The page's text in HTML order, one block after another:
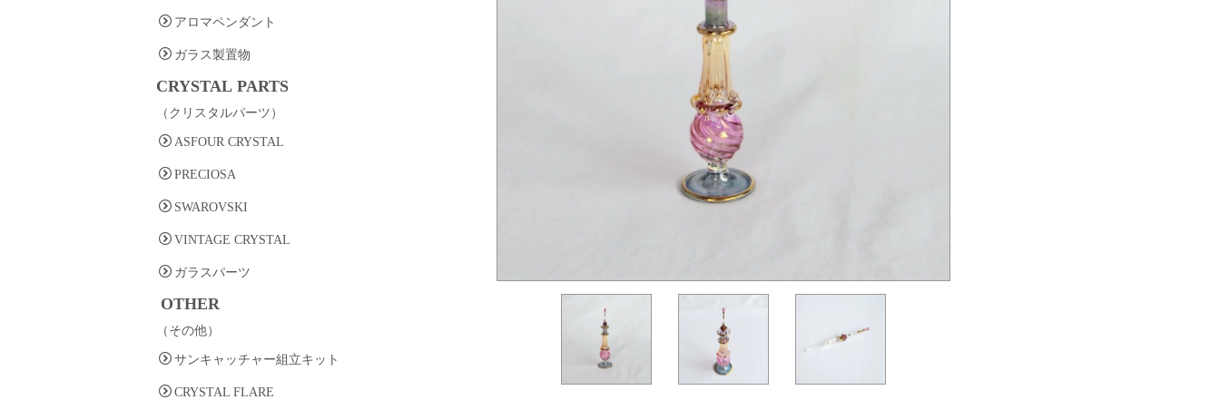
アロマペンダント
ガラス製置物
CRYSTAL PARTS
（クリスタルパーツ）
ASFOUR CRYSTAL
PRECIOSA
SWAROVSKI
VINTAGE CRYSTAL
ガラスパーツ
OTHER
（その他）
サンキャッチャー組立キット
CRYSTAL FLARE